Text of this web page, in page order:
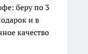
беру по 3
и в
качество